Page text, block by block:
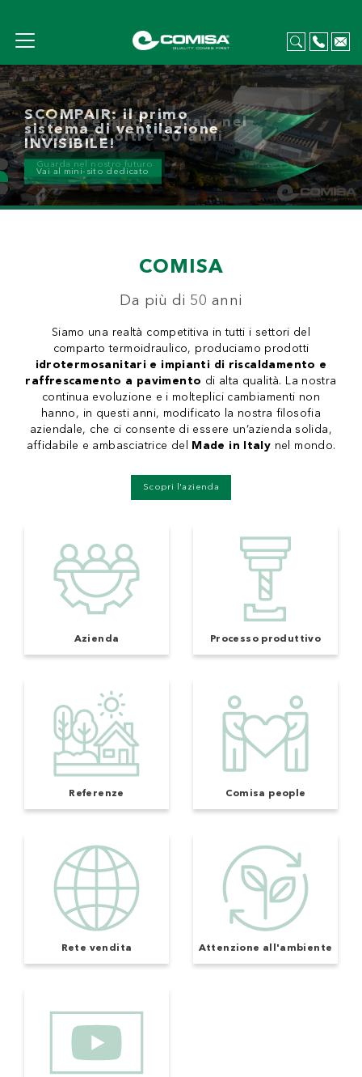
Qualità e made in Italy nel
mondo da oltre 50 anni
Guarda nel nostro futuro
COMISA
Da più di 50 anni
Siamo una realtà competitiva in tutti i settori del
comparto termoidraulico, produciamo prodotti
idrotermosanitari e impianti di riscaldamento e
raffrescamento a pavimento di alta qualità. La nostra
continua evoluzione e i molteplici cambiamenti non
hanno, in questi anni, modificato la nostra filosofia
aziendale, che ci consente di essere un’azienda solida,
affidabile e ambasciatrice del
Made in Italy nel mondo.
Scopri l'azienda
Azienda Processo produttivo
Referenze Comisa people
Rete vendita Attenzione all'ambiente